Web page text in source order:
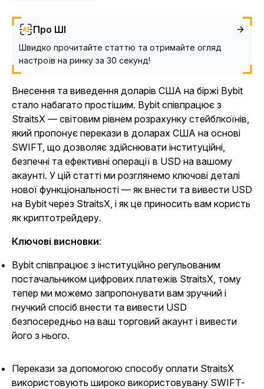
Про ШІ
Швидко прочитайте статтю та отримайте огляд
настроїв на ринку за 30 секунд!
Внесення та виведення доларів США на біржі Bybit
стало набагато простішим. Bybit співпрацює з
StraitsX — світовим рівнем розрахунку стейблкоїнів,
який пропонує перекази в доларах США на основі
SWIFT, що дозволяє здійснювати інституційні,
безпечні та ефективні операції в USD на вашому
акаунті. У цій статті ми розглянемо ключові деталі
нової функціональності — як внести та вивести USD
на Bybit через StraitsX, і як це приносить вам користь
як криптотрейдеру.
Ключові висновки:
Bybit співпрацює з інституційно регульованим
постачальником цифрових платежів StraitsX, тому
тепер ми можемо запропонувати вам зручний і
гнучкий спосіб внести та вивести USD
безпосередньо на ваш торговий акаунт і вивести
його з нього.
Перекази за допомогою способу оплати StraitsX
використовують широко використовувану SWIFT-